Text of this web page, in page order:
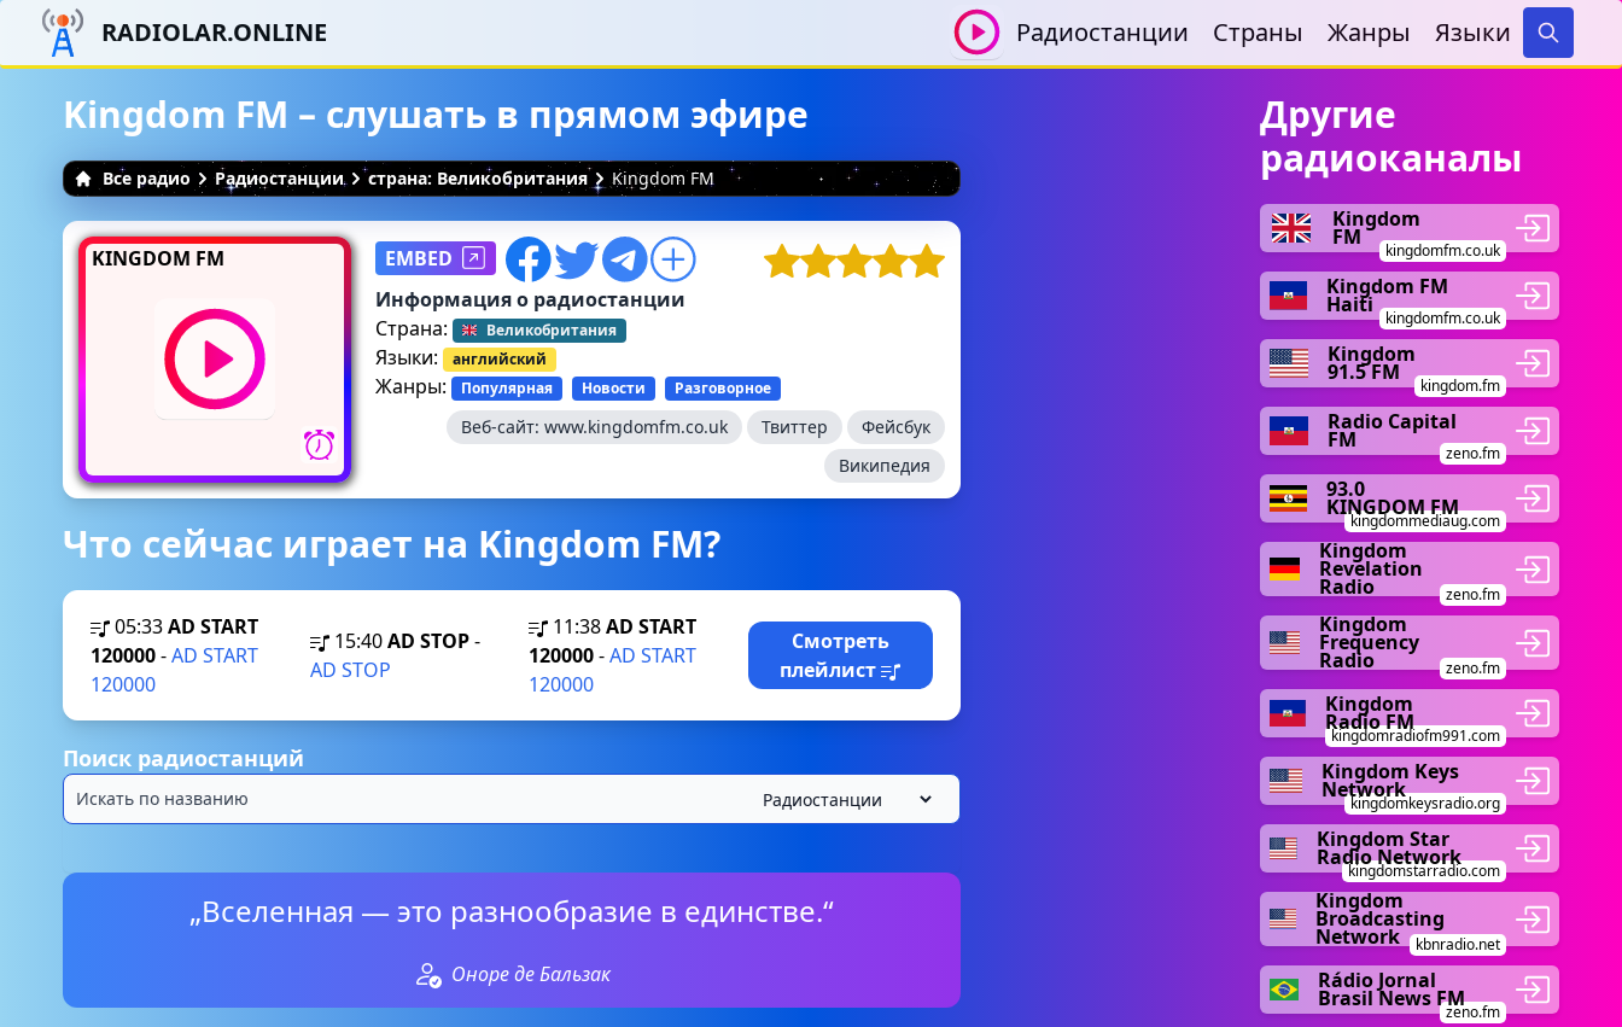
RADIOLAR.ONLINE Радиостанции Страны Жанры Языки
Search
Kingdom FM – слушать в прямом эфире
Все радио Радиостанции страна: Великобритания Kingdom FM
KINGDOM FM
EMBED
Информация о радиостанции
Страна:
Великобритания
Языки: английский
Жанры: Популярная Новости Разговорное
Веб-сайт: www.kingdomfm.co.uk Твиттер
Фейсбук
Википедия
Что сейчас играет на Kingdom FM?
05:33AD START
120000-AD START
120000
15:40 AD STOP-
AD STOP
11:38AD START
120000-AD START
120000
Смотреть
плейлист
Поиск радиостанций
„Вселенная — это разнообразие в единстве.“
Оноре де Бальзак
Другие
радиоканалы
Kingdom
FM
kingdomfm.co.uk
Kingdom FM
Haiti
kingdomfm.co.uk
Kingdom
91.5 FM
kingdom.fm
Radio Capital
FM
zeno.fm
93.0
KINGDOM FM
kingdommediaug.com
Kingdom
Revelation
Radio zeno.fm
Kingdom
Frequency
Radio zeno.fm
Kingdom
Radio FM
kingdomradiofm991.com
Kingdom Keys
Network
kingdomkeysradio.org
Kingdom Star
Radio Network
kingdomstarradio.com
Kingdom
Broadcasting
Network kbnradio.net
Rádio Jornal
Brasil News FM
zeno.fm